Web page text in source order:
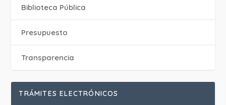
Biblioteca Pública
Presupuesto
Transparencia
TRÁMITES ELECTRÓNICOS